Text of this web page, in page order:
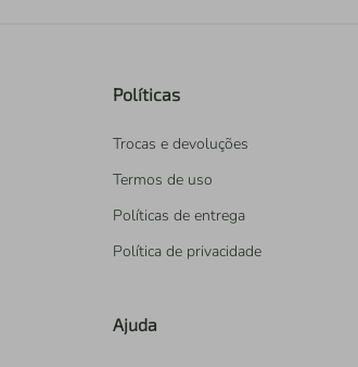
Políticas
Trocas e devoluções
Termos de uso
Políticas de entrega
Política de privacidade
Ajuda